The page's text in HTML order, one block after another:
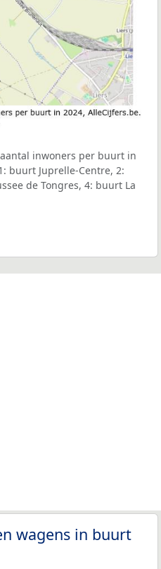
inwoners per buurt in
buurt Juprelle-Centre, 2:
de Tongres, 4: buurt La
wagens in buurt